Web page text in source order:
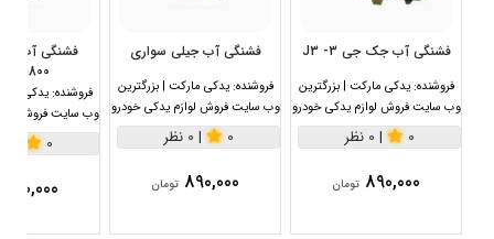
فشنگی آب جک جی 3- J3
فروشنده: یدکی مارکت | بزرگترین
وب سایت فروش لوازم یدکی خودرو
0
| 0 نظر
890,000 تومان
فشنگی آب جیلی سواری
فروشنده: یدکی مارکت | بزرگترین
وب سایت فروش لوازم یدکی خودرو
0
| 0 نظر
890,000 تومان
1800سی سی
فروشنده: یدکی
وب سایت فروش
0
890,000